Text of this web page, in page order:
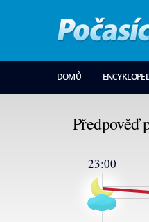
DOMŮ
Předpověď
23:00
29
24
19
14